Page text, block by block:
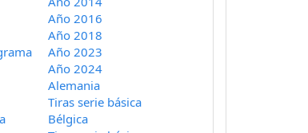
Año 2016
Año 2018
Año 2023
Año 2024
Alemania
Tiras serie básica
Bélgica